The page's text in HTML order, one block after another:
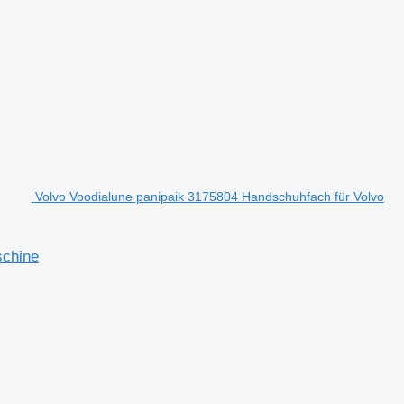
Volvo Voodialune panipaik 3175804 Handschuhfach für Volvo